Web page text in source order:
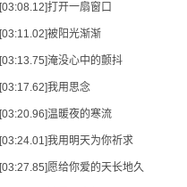
[03:08.12]打开一扇窗口
[03:11.02]被阳光渐渐
[03:13.75]淹没心中的颤抖
[03:17.62]我用思念
[03:20.96]温暖夜的寒流
[03:24.01]我用明天为你祈求
[03:27.85]愿给你爱的天长地久